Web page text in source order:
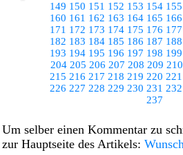
149 150 151 152 153 154 155
160 161 162 163 164 165 166
171 172 173 174 175 176 177
182 183 184 185 186 187 188
193 194 195 196 197 198 199
204 205 206 207 208 209 210
215 216 217 218 219 220 221
226 227 228 229 230 231 232
237
Um selber einen Kommentar zu
zur Hauptseite des Artikels: